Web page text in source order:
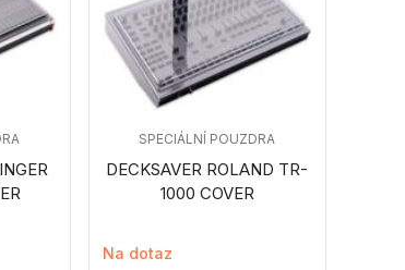
DECKSAVER ROLAND TR-
1000 COVER
SPECIÁLNÍ POUZDRA
Na dotaz